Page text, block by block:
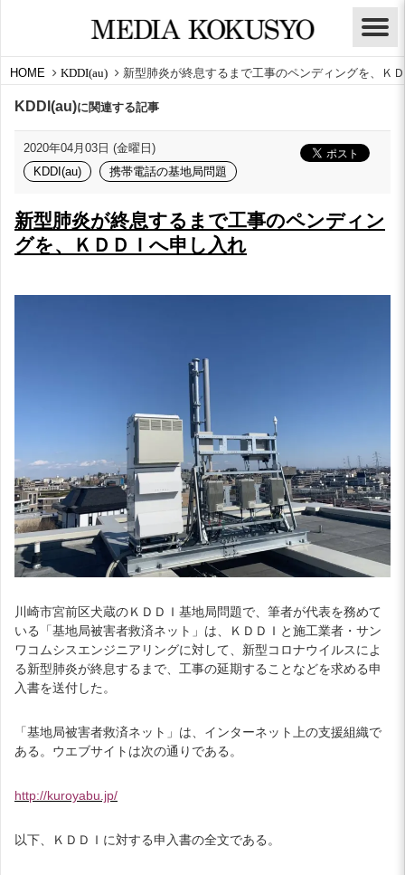
HOME KDDI(au) 新型肺炎が終息するまで工事のペンディングを、Ｋ
KDDI(au)に関連する記事
2020年04月03日 (金曜日)
KDDI(au)
携帯電話の基地局問題
新型肺炎が終息するまで工事のペンディン
グを、ＫＤＤＩへ申し入れ
川崎市宮前区犬蔵のＫＤＤＩ基地局問題で、筆者が代表を務めて
いる「基地局被害者救済ネット」は、ＫＤＤＩと施工業者・サン
ワコムシスエンジニアリングに対して、新型コロナウイルスによ
る新型肺炎が終息するまで、工事の延期することなどを求める申
入書を送付した。
「基地局被害者救済ネット」は、インターネット上の支援組織で
ある。ウエブサイトは次の通りである。
http://kuroyabu.jp/
以下、ＫＤＤＩに対する申入書の全文である。